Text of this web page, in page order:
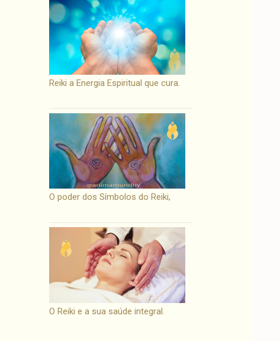
Reiki a Energia Espiritual que cura.
O poder dos Símbolos do Reiki,
O Reiki e a sua saúde integral.